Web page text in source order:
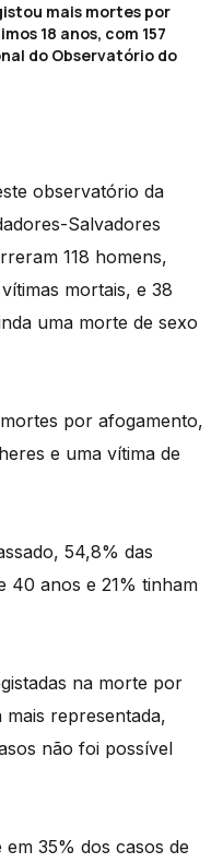
mais mortes por
18 anos, com 157
do Observatório do
observatório da
Salvadores
118 homens,
mortais, e 38
uma morte de sexo
por afogamento,
e uma vítima de
54,8% das
40 anos e 21% tinham
na morte por
representada,
não foi possível
em 35% dos casos de